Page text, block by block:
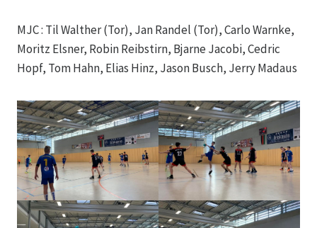
MJC : Til Walther (Tor), Jan Randel (Tor), Carlo Warnke,
Moritz Elsner, Robin Reibstirn, Bjarne Jacobi, Cedric
Hopf, Tom Hahn, Elias Hinz, Jason Busch, Jerry Madaus